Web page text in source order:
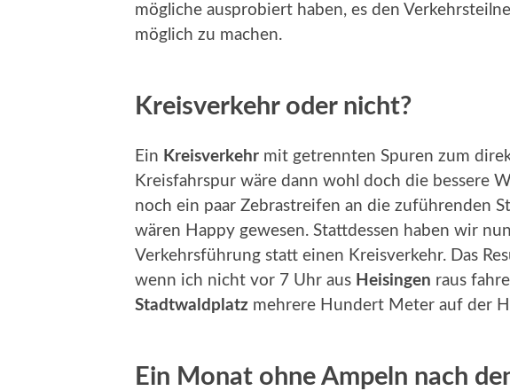
mögliche ausprobiert haben, es den
möglich zu machen.
Kreisverkehr oder nicht?
Ein Kreisverkehr mit getrennten Spuren zum
Kreisfahrspur wäre dann wohl doch die bessere
noch ein paar Zebrastreifen an die zuführenden
wären Happy gewesen. Stattdessen haben wir
Verkehrsführung statt einen Kreisverkehr. Das
wenn ich nicht vor 7 Uhr aus Heisingen raus
Stadtwaldplatz mehrere Hundert Meter auf der
Ein Monat ohne Ampeln nach